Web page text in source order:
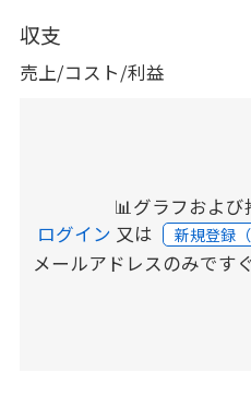
収支
売上/コスト/利益
📊グラフおよ
ログイン 又は 新規登録
メールアドレスのみです